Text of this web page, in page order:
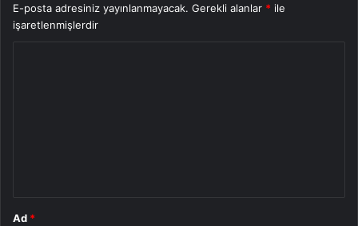
E-posta adresiniz yayınlanmayacak. Gerekli alanlar * ile
işaretlenmişlerdir
Ad *